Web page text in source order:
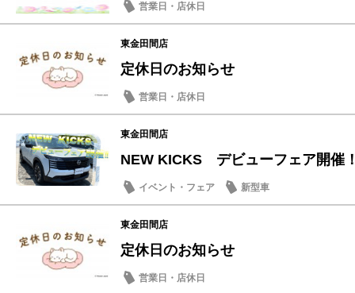
営業日・店休日
東金田間店
定休日のお知らせ
営業日・店休日
東金田間店
NEW KICKS デビューフェア開催
イベント・フェア 新型車
東金田間店
定休日のお知らせ
営業日・店休日